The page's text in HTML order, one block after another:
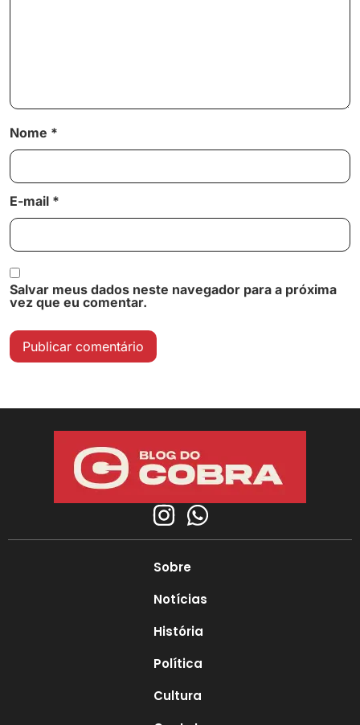
Nome *
E-mail *
Salvar meus dados neste navegador para a próxima
vez que eu comentar.
Sobre
Notícias
História
Política
Cultura